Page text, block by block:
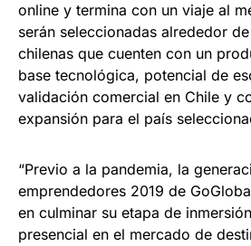
online y termina con un viaje al
serán seleccionadas alrededor
chilenas que cuenten con un
base tecnológica, potencial de
validación comercial en Chile y
expansión para el país
“Previo a la pandemia, la
emprendedores 2019 de
en culminar su etapa de
presencial en el mercado de